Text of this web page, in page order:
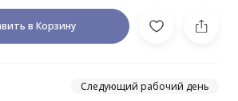
в Корзину
Следующий рабочий день